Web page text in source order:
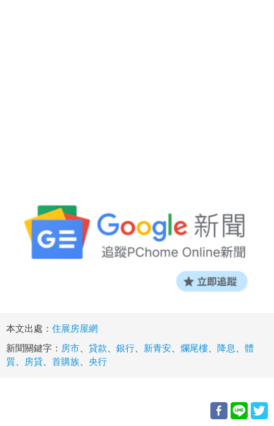
本文出處： 住展房屋網
新聞關鍵字： 房市 貸款 銀行 新青安 爛尾樓 降息
體
質
房貸 首購族 央行